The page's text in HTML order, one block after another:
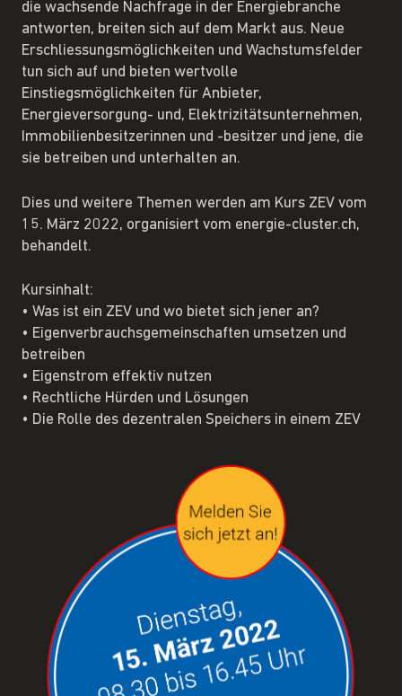
die wachsende Nachfrage in der Energiebranche
antworten, breiten sich auf dem Markt aus. Neue
Erschliessungsmöglichkeiten und Wachstumsfelder
tun sich auf und bieten wertvolle
Einstiegsmöglichkeiten für Anbieter,
Energieversorgung- und, Elektrizitätsunternehmen,
Immobilienbesitzerinnen und -besitzer und jene, die
sie betreiben und unterhalten an.
Dies und weitere Themen werden am Kurs ZEV vom
15. März 2022, organisiert vom energie-cluster.ch,
behandelt.
Kursinhalt:
• Was ist ein ZEV und wo bietet sich jener an?
• Eigenverbrauchsgemeinschaften umsetzen und
betreiben
• Eigenstrom effektiv nutzen
• Rechtliche Hürden und Lösungen
• Die Rolle des dezentralen Speichers in einem ZEV